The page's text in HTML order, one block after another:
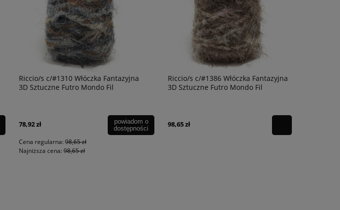
Riccio/s c/#1310 Włóczka Fantazyjna
3D Sztuczne Futro Mondo Fil
78,92 zł
Cena regularna: 98,65 zł
Najniższa cena: 98,65 zł
powiadom o
dostępności
Riccio/s c/#1386 Włóczka Fantazyjna
3D Sztuczne Futro Mondo Fil
98,65 zł